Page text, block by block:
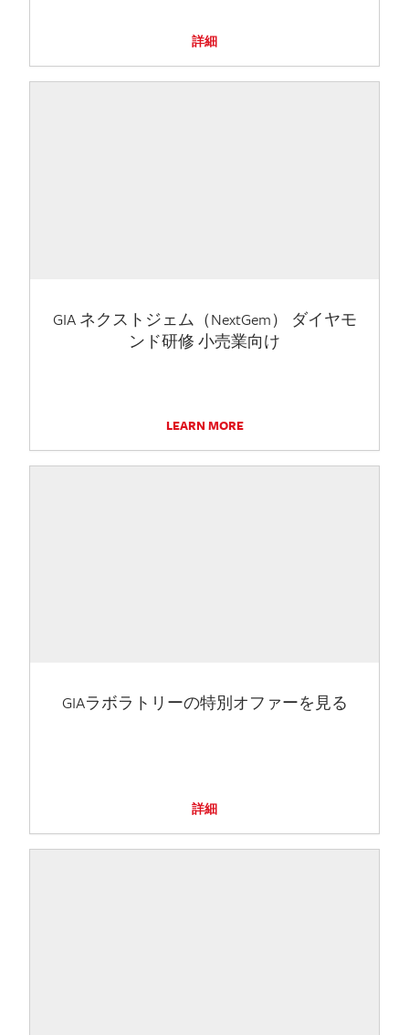
詳細
GIA ネクストジェム（NextGem） ダイヤモ
ンド研修 小売業向け
LEARN MORE
GIAラボラトリーの特別オファーを見る
詳細